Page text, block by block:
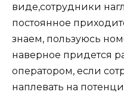
виде,сотрудники
постоянное
знаем, пользуюсь
наверное придется
оператором, если
наплевать на